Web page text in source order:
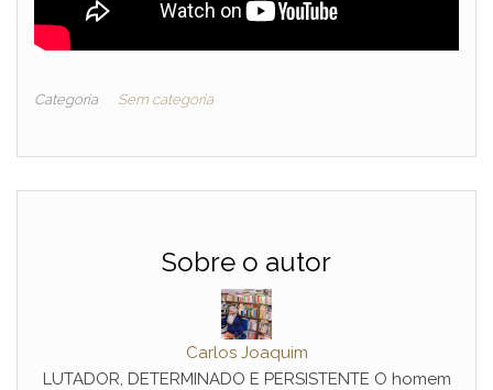
Categoria Sem categoria
Sobre o autor
Carlos Joaquim
LUTADOR, DETERMINADO E PERSISTENTE O homem